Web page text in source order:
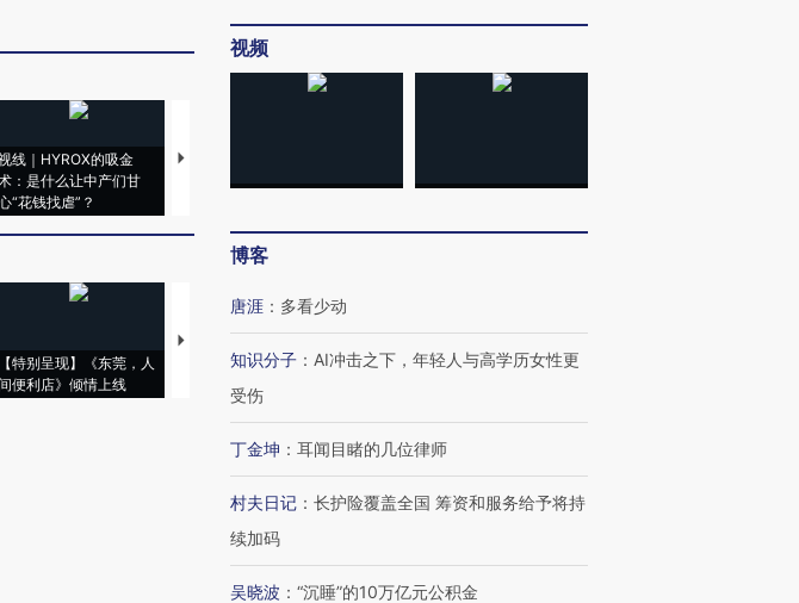
线｜HYROX的吸金
：是什么让中产们甘
“花钱找虐”？
马航飞行员跨国走私7万
粒摇头丸 尿检体内含3种
度Z世代 用街头抗争将教
机”？难民潮撕裂西班牙
【特别呈现】《东莞，人
便利店》倾情上线
【推广】走进第四届链博
会，让数智科技“链”接产
【特别呈现】寻找100种
CFO：不靠规模取胜，华
视频
博客
唐涯 ： 多看少动
知识分子 ： AI冲击之下，年轻人与高学历女性更
受伤
丁金坤 ： 耳闻目睹的几位律师
村夫日记 ： 长护险覆盖全国 筹资和服务给予将持
续加码
吴晓波 ： “沉睡”的10万亿元公积金